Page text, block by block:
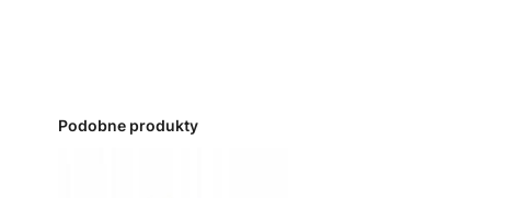
Podobne produkty